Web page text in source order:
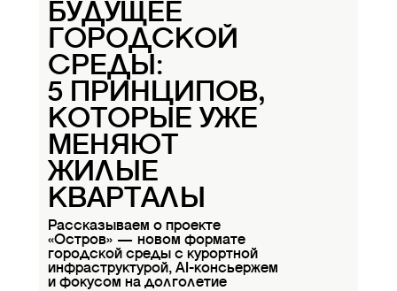
БУДУЩЕЕ
ГОРОДСКОЙ
СРЕДЫ:
5 ПРИНЦИПОВ,
КОТОРЫЕ УЖЕ
МЕНЯЮТ
ЖИЛЫЕ
КВАРТАЛЫ
Рассказываем о проекте
«Остров» — новом формате
городской среды с курортной
инфраструктурой, AI-консьержем
и фокусом на долголетие